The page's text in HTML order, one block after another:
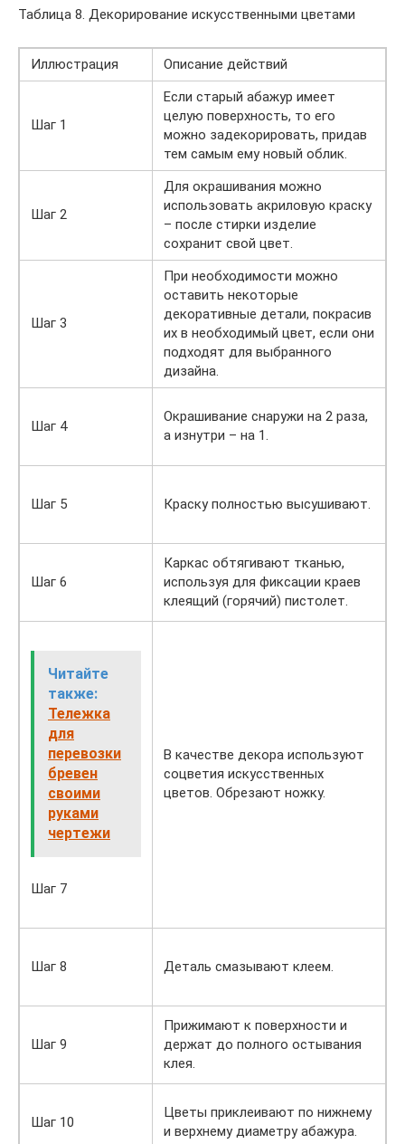
Таблица 8. Декорирование искусственными цветами
Иллюстрация Описание действий
Шаг 1
Если старый абажур имеет
целую поверхность, то его
можно задекорировать, придав
тем самым ему новый облик.
Шаг 2
Для окрашивания можно
использовать акриловую краску
– после стирки изделие
сохранит свой цвет.
Шаг 3
При необходимости можно
оставить некоторые
декоративные детали, покрасив
их в необходимый цвет, если они
подходят для выбранного
дизайна.
Шаг 4
Окрашивание снаружи на 2 раза,
а изнутри – на 1.
Шаг 5 Краску полностью высушивают.
Шаг 6
Каркас обтягивают тканью,
используя для фиксации краев
клеящий (горячий) пистолет.
Читайте
также:
Тележка
для
перевозки
бревен
своими
руками
чертежи
Шаг 7
В качестве декора используют
соцветия искусственных
цветов. Обрезают ножку.
Шаг 8 Деталь смазывают клеем.
Шаг 9
Прижимают к поверхности и
держат до полного остывания
клея.
Шаг 10
Цветы приклеивают по нижнему
и верхнему диаметру абажура.